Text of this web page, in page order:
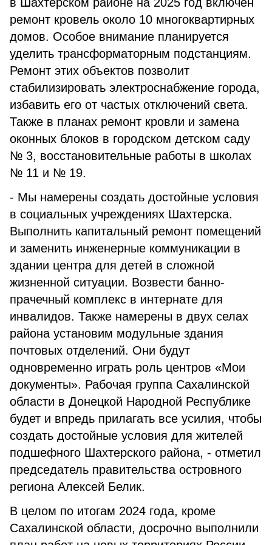
ремонт кровель около 10 многоквартирных
домов. Особое внимание планируется
уделить трансформаторным подстанциям.
Ремонт этих объектов позволит
стабилизировать электроснабжение города,
избавить его от частых отключений света.
Также в планах ремонт кровли и замена
оконных блоков в городском детском саду
№ 3, восстановительные работы в школах
№ 11 и № 19.
- Мы намерены создать достойные условия
в социальных учреждениях Шахтерска.
Выполнить капитальный ремонт помещений
и заменить инженерные коммуникации в
здании центра для детей в сложной
жизненной ситуации. Возвести банно-
прачечный комплекс в интернате для
инвалидов. Также намерены в двух селах
района установим модульные здания
почтовых отделений. Они будут
одновременно играть роль центров «Мои
документы». Рабочая группа Сахалинской
области в Донецкой Народной Республике
будет и впредь прилагать все усилия, чтобы
создать достойные условия для жителей
подшефного Шахтерского района, - отметил
председатель правительства островного
региона Алексей Белик.
В целом по итогам 2024 года, кроме
Сахалинской области, досрочно выполнили